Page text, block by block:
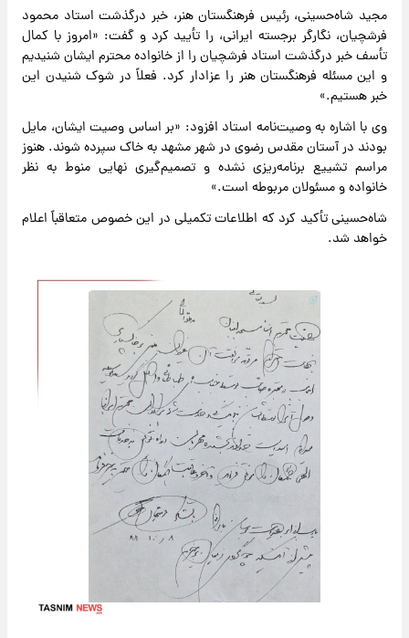
مجید شاه‌حسینی، رئیس فرهنگستان هنر، خبر درگذشت استاد محمود
فرشچیان، نگارگر برجسته ایرانی، را تأیید کرد و گفت: «امروز با کمال
تأسف خبر درگذشت استاد فرشچیان را از خانواده محترم ایشان شنیدیم
و این مسئله فرهنگستان هنر را عزادار کرد. فعلاً در شوک شنیدن این
خبر هستیم.»
وی با اشاره به وصیت‌نامه استاد افزود: «بر اساس وصیت ایشان، مایل
بودند در آستان مقدس رضوی در شهر مشهد به خاک سپرده شوند. هنوز
مراسم تشییع برنامه‌ریزی نشده و تصمیم‌گیری نهایی منوط به نظر
خانواده و مسئولان مربوطه است.»
شاه‌حسینی تأکید کرد که اطلاعات تکمیلی در این خصوص متعاقباً اعلام
خواهد شد.